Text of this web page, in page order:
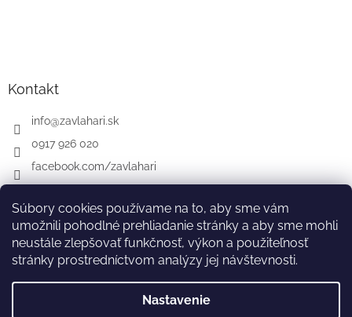
Súbory cookies používame na to, aby sme vám
umožnili pohodlné prehliadanie stránky a aby sme mohli
neustále zlepšovať funkčnosť, výkon a použiteľnosť
stránky prostredníctvom analýzy jej návštevnosti.
Nastavenie
Kontakt
info@zavlahari.sk
0917 926 020
facebook.com/zavlahari
GARDENA McCULLOCH CZ AT DE
Vytvoril Shoptet